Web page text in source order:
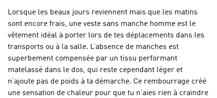
Lorsque les beaux jours reviennent mais que les matins
sont encore frais, une veste sans manche homme est le
vêtement idéal à porter lors de tes déplacements dans les
transports ou à la salle. L’absence de manches est
superbement compensée par un tissu performant
matelassé dans le dos, qui reste cependant léger et
n’ajoute pas de poids à ta démarche. Ce rembourrage créé
une sensation de chaleur pour que tu n’aies rien à craindre